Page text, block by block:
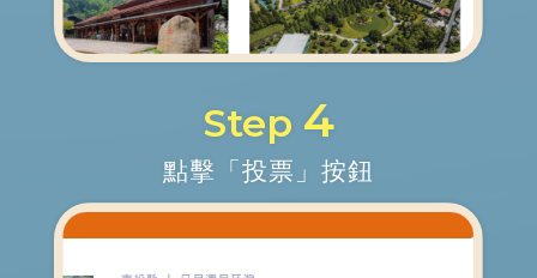
Step 4
點擊「投票」按鈕